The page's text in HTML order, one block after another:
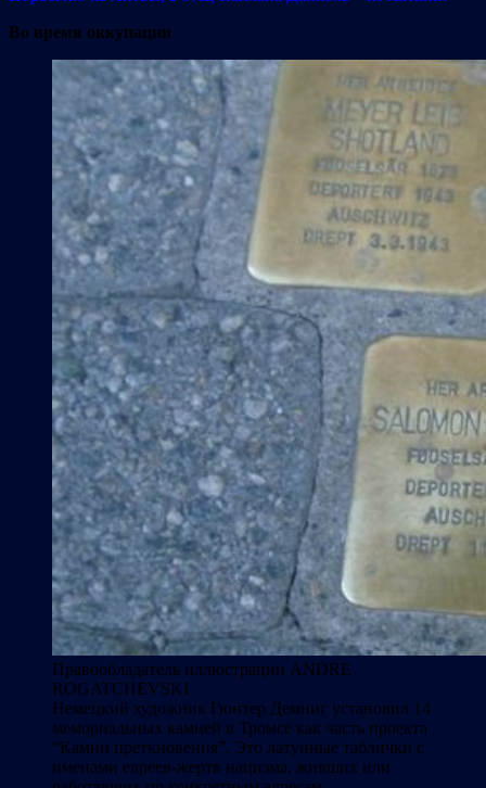
Во время оккупации
Правообладатель иллюстрации ANDRE
ROGATCHEVSKI
Немецкий художник Гюнтер Демниг установил 14
мемориальных камней в Тромсё как часть проекта
“Камни преткновения”. Это латунные таблички с
именами евреев-жертв нацизма, живших или